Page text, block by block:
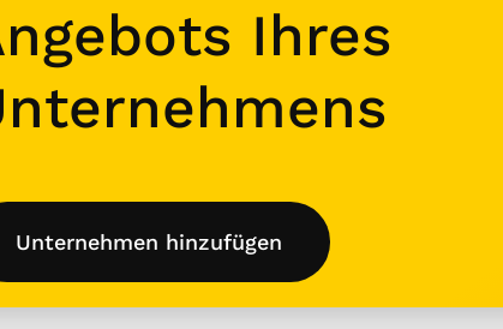
Ihres
Unternehmen hinzufügen